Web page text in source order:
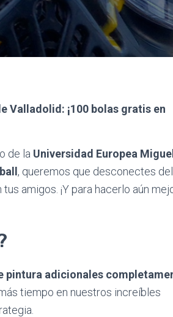
Valladolid: ¡100 bolas gratis en
o de la Universidad Europea Miguel
, queremos que desconectes del
amigos. ¡Y para hacerlo aún
pintura adicionales
tiempo en nuestros increíbles